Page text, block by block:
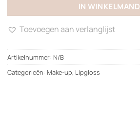
IN WINKELMAND
Toevoegen aan verlanglijst
Artikelnummer: N/B
Categorieën: Make-up, Lipgloss